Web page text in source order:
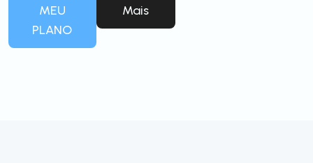
MEU
PLANO
Mais